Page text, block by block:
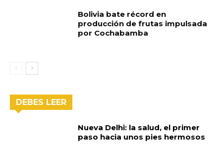
Bolivia bate récord en
producción de frutas impulsada
por Cochabamba
DEBES LEER
Nueva Delhi: la salud, el primer
paso hacia unos pies hermosos